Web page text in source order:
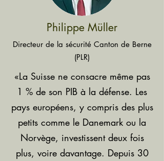
Philippe Müller
Directeur de la sécurité Canton de Berne
(PLR)
«La Suisse ne consacre même pas
1 % de son PIB à la défense. Les
pays européens, y compris des plus
petits comme le Danemark ou la
Norvège, investissent deux fois
plus, voire davantage. Depuis 30